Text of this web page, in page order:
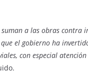
a las obras contra
el gobierno ha
con especial